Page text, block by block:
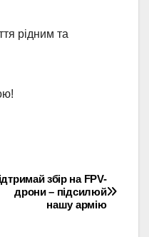
рідним та
збір на FPV-
дрони – підсилюй
нашу армію